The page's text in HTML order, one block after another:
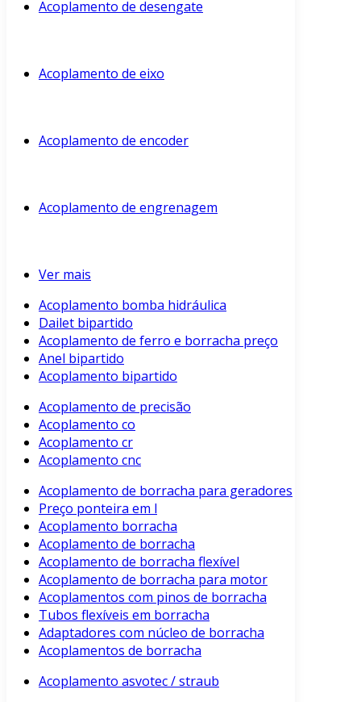
Acoplamento de desengate
Acoplamento de eixo
Acoplamento de encoder
Acoplamento de engrenagem
Ver mais
Acoplamento bomba hidráulica
Dailet bipartido
Acoplamento de ferro e borracha preço
Anel bipartido
Acoplamento bipartido
Acoplamento de precisão
Acoplamento co
Acoplamento cr
Acoplamento cnc
Acoplamento de borracha para geradores
Preço ponteira em l
Acoplamento borracha
Acoplamento de borracha
Acoplamento de borracha flexível
Acoplamento de borracha para motor
Acoplamentos com pinos de borracha
Tubos flexíveis em borracha
Adaptadores com núcleo de borracha
Acoplamentos de borracha
Acoplamento asvotec / straub